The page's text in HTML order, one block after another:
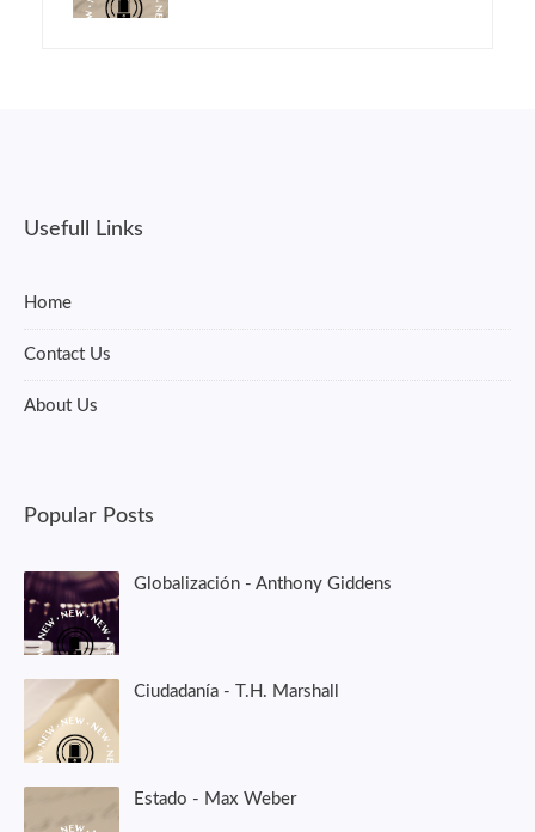
Usefull Links
Home
Contact Us
About Us
Popular Posts
Globalización - Anthony Giddens
Ciudadanía - T.H. Marshall
Estado - Max Weber